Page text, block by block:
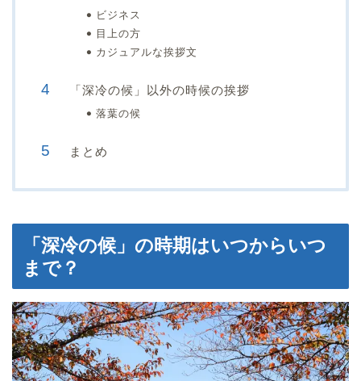
ビジネス
目上の方
カジュアルな挨拶文
「深冷の候」以外の時候の挨拶
落葉の候
まとめ
「深冷の候」の時期はいつからいつ
まで？